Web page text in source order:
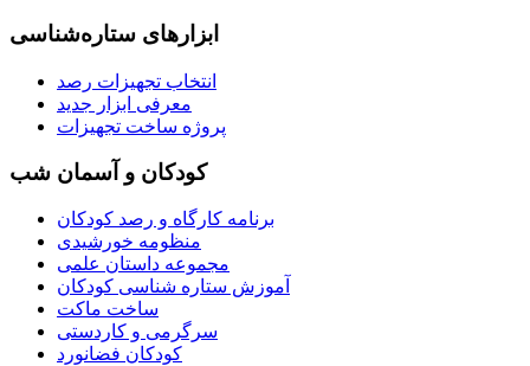
ابزارهای ستاره‌شناسی
انتخاب تجهیزات رصد
معرفی ابزار جدید
پروژه ساخت تجهیزات
کودکان و آسمان شب
برنامه‌ کارگاه و رصد کودکان
منظومه خورشیدی
مجموعه داستان علمی
آموزش ستاره شناسی کودکان
ساخت ماکت
سرگرمی و کاردستی
کودکان فضانورد